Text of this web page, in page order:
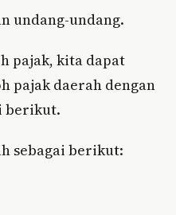
undang-undang.
pajak, kita dapat
pajak daerah dengan
berikut.
sebagai berikut: